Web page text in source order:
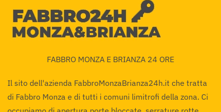
FABBRO MONZA E BRIANZA 24 ORE
Il sito dell'azienda FabbroMonzaBrianza24h.it che tratta
di Fabbro Monza e di tutti i comuni limitrofi della zona. Ci